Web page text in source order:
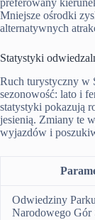
preferowany
Mniejsze ośrodki
alternatywnych
Statystyki
Ruch turystyczny w
sezonowość: lato i
statystyki pokazują
jesienią. Zmiany te
wyjazdów i
Odwiedziny Parku
Narodowego Gór